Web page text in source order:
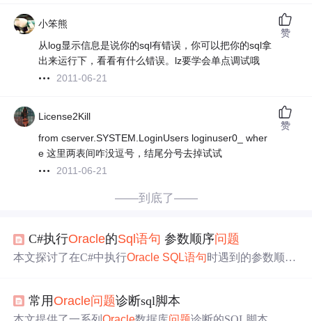
小笨熊
从log显示信息是说你的sql有错误，你可以把你的sql拿
出来运行下，看看有什么错误。lz要学会单点调试哦
2011-06-21
赞
License2Kill
from cserver.SYSTEM.LoginUsers loginuser0_ wher
e 这里两表间咋没逗号，结尾分号去掉试试
2011-06-21
赞
——到底了——
C#执行Oracle的Sql语句 参数顺序问题
本文探讨了在C#中执行Oracle SQL语句时遇到的参数顺序
参数。
常用 Oracle问题诊断sql脚本